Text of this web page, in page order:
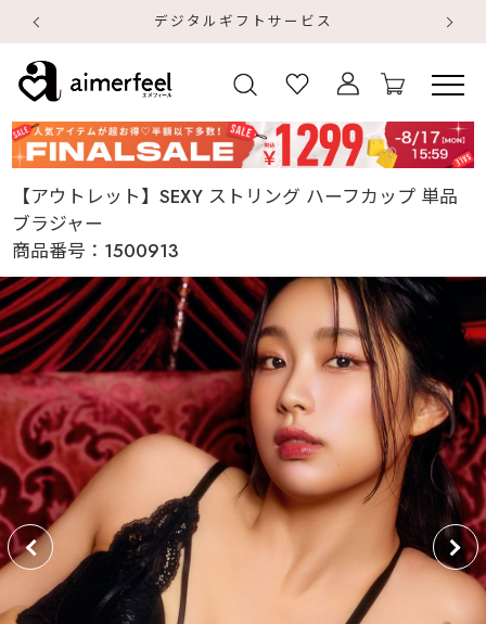
デジタルギフトサービス
【アウトレット】SEXY ストリング ハーフカップ 単品
ブラジャー
商品番号： 1500913